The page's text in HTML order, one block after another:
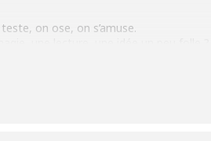
on ose, on s’amuse.
micro ouvert et sourires au